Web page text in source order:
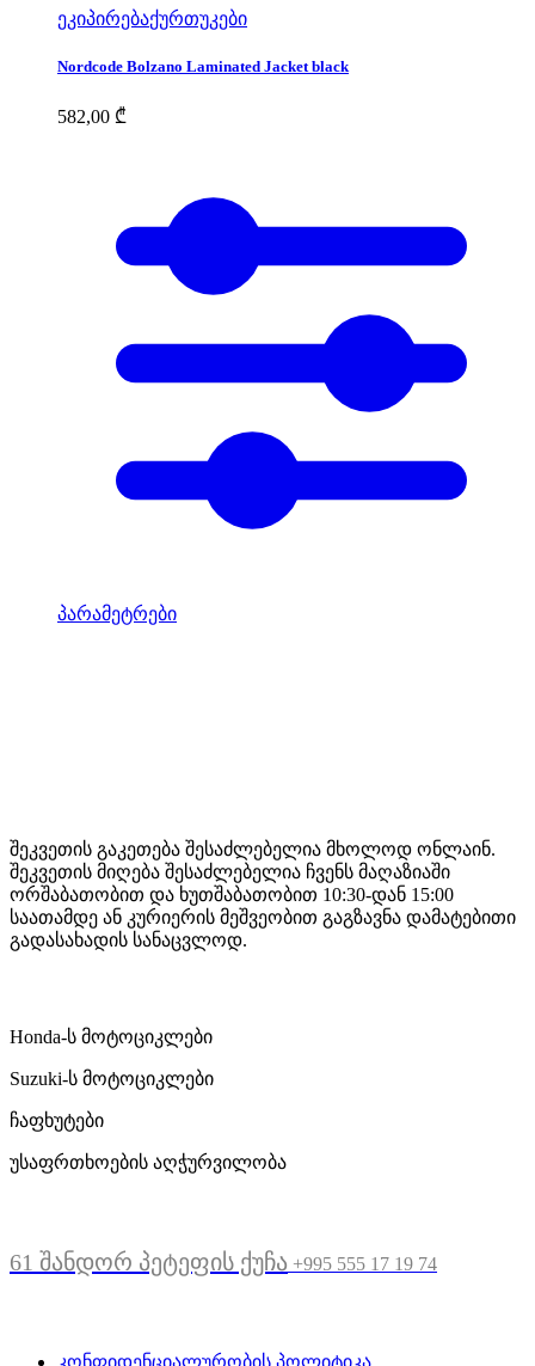
ეკიპირებაქურთუკები
Nordcode Bolzano Laminated Jacket black
582,00 ₾
პარამეტრები
შეკვეთის გაკეთება შესაძლებელია მხოლოდ ონლაინ.
შეკვეთის მიღება შესაძლებელია ჩვენს მაღაზიაში
ორშაბათობით და ხუთშაბათობით 10:30-დან 15:00
საათამდე ან კურიერის მეშვეობით გაგზავნა დამატებითი
გადასახადის სანაცვლოდ.
Honda-ს მოტოციკლები
Suzuki-ს მოტოციკლები
ჩაფხუტები
უსაფრთხოების აღჭურვილობა
61 შანდორ პეტეფის ქუჩა +995 555 17 19 74
კონფიდენციალურობის პოლიტიკა